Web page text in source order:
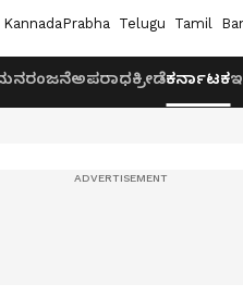
KannadaPrabha Telugu Tamil
ಅಪರಾಧಕ್ರೀಡೆಕರ್ನಾಟಕ